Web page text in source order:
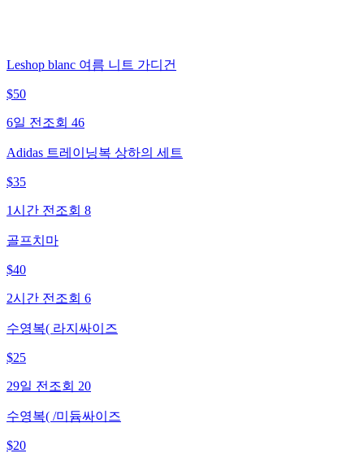
Leshop blanc 여름 니트 가디건
$50
6일 전 조회 46
Adidas 트레이닝복 상하의 세트
$35
1시간 전 조회 8
골프치마
$40
2시간 전 조회 6
수영복( 라지싸이즈
$25
29일 전 조회 20
수영복( /미듐싸이즈
$20